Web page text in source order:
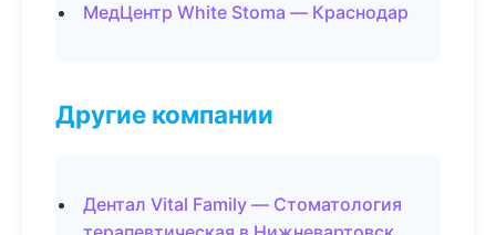
МедЦентр White Stoma — Краснодар
Другие компании
Дентал Vital Family — Стоматология